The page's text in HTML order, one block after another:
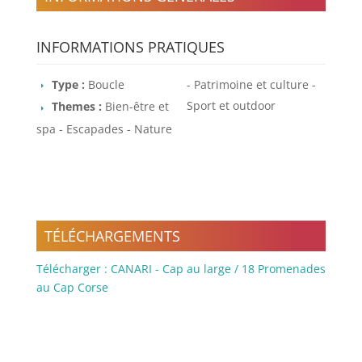
INFORMATIONS PRATIQUES
Type : Boucle
Themes : Bien-être et
spa - Escapades - Nature
- Patrimoine et culture -
Sport et outdoor
TÉLÉCHARGEMENTS
Télécharger : CANARI - Cap au large / 18 Promenades
au Cap Corse